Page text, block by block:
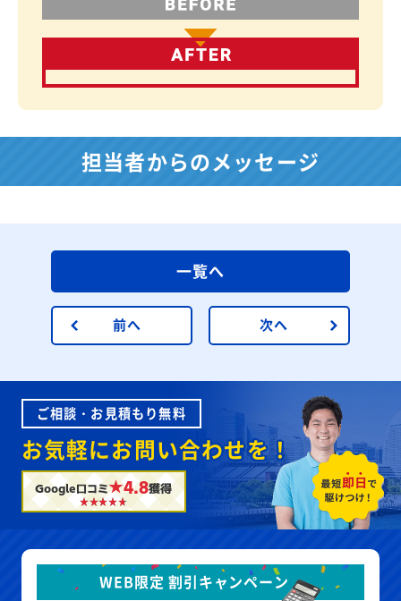
担当者からのメッセージ
前へ
一覧へ
次へ
ご相談・お見積もり無料
お気軽にお問い合わせを！
Google口コミ★4.8獲得
WEB限定 割引キャンペーン